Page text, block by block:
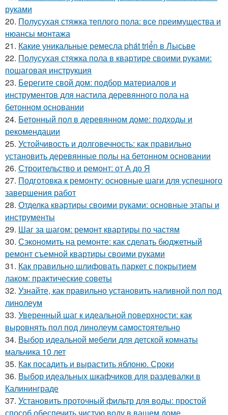
руками
20. Полусухая стяжка теплого пола: все преимущества и
нюансы монтажа
21. Какие уникальные ремесла phát triển в Лысьве
22. Полусухая стяжка пола в квартире своими руками:
пошаговая инструкция
23. Берегите свой дом: подбор материалов и
инструментов для настила деревянного пола на
бетонном основании
24. Бетонный пол в деревянном доме: подходы и
рекомендации
25. Устойчивость и долговечность: как правильно
установить деревянные полы на бетонном основании
26. Строительство и ремонт: от А до Я
27. Подготовка к ремонту: основные шаги для успешного
завершения работ
28. Отделка квартиры своими руками: основные этапы и
инструменты
29. Шаг за шагом: ремонт квартиры по частям
30. Сэкономить на ремонте: как сделать бюджетный
ремонт съемной квартиры своими руками
31. Как правильно шлифовать паркет с покрытием
лаком: практические советы
32. Узнайте, как правильно установить наливной пол под
линолеум
33. Уверенный шаг к идеальной поверхности: как
выровнять пол под линолеум самостоятельно
34. Выбор идеальной мебели для детской комнаты
мальчика 10 лет
35. Как посадить и вырастить яблоню. Сроки
36. Выбор идеальных шкафчиков для раздевалки в
Калининграде
37. Установить проточный фильтр для воды: простой